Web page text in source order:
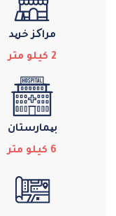
مراکز خرید
2 كيلو متر
بیمارستان
6 كيلو متر